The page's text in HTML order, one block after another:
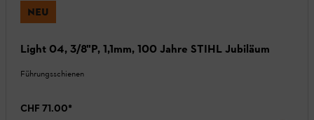
NEU
Light 04, 3/8"P, 1,1mm, 100 Jahre STIHL Jubiläum
Führungsschienen
CHF 71.00*